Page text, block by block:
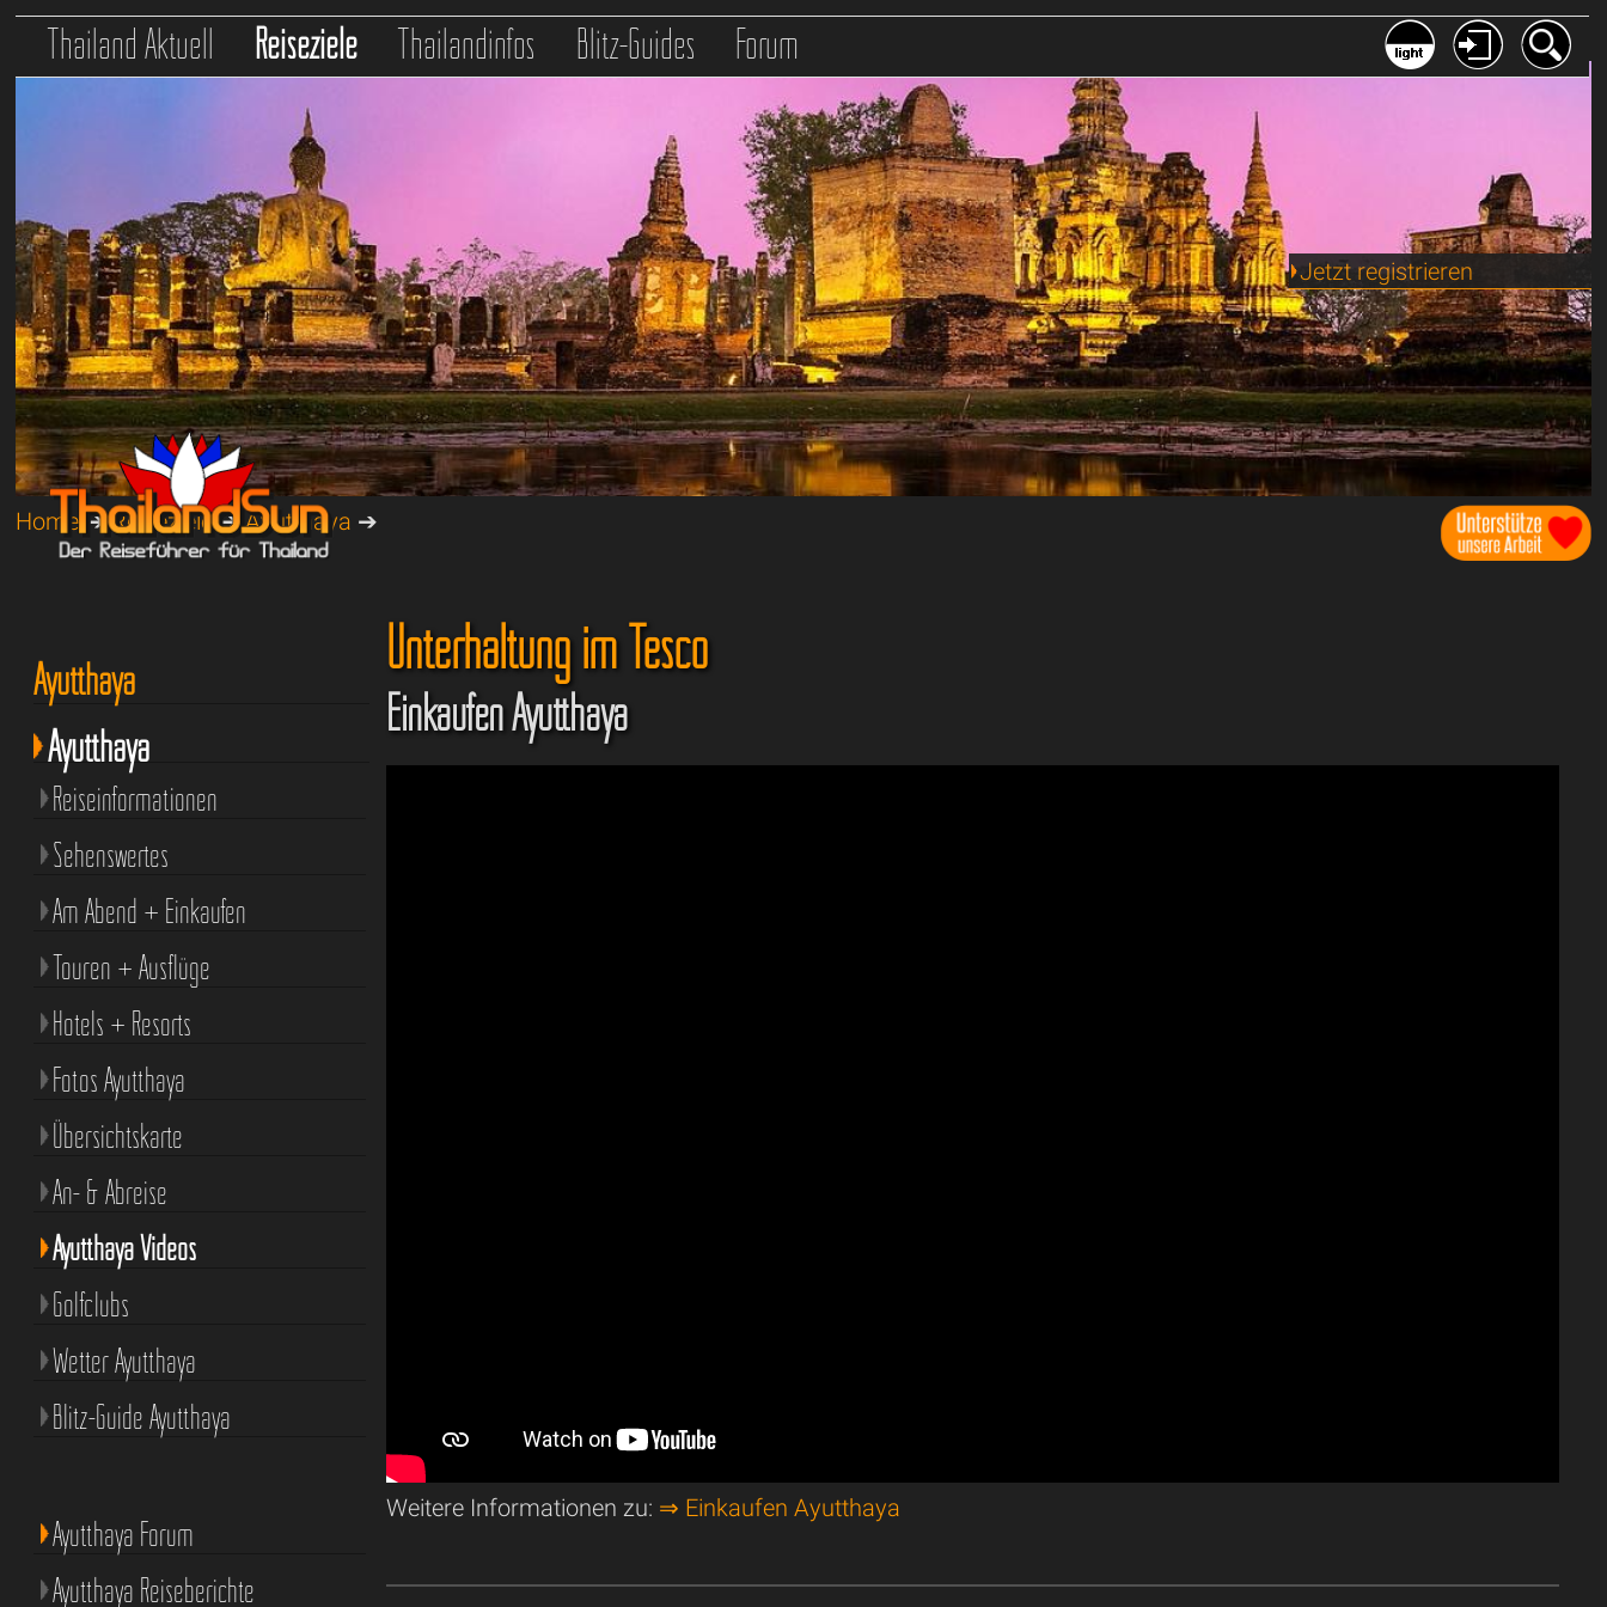
Thailand Aktuell Reiseziele Thailandinfos Blitz-Guides Forum
Jetzt registrieren
Home➔Reiseziele➔Ayutthaya ➔
Unterhaltung im Tesco
Einkaufen Ayutthaya
Weitere Informationen zu: ⇒ Einkaufen Ayutthaya
Ayutthaya
Ayutthaya
Reiseinformationen
Sehenswertes
Am Abend + Einkaufen
Touren + Ausflüge
Hotels + Resorts
Fotos Ayutthaya
Übersichtskarte
An- & Abreise
Ayutthaya Videos
Golfclubs
Wetter Ayutthaya
Blitz-Guide Ayutthaya
Ayutthaya Forum
Ayutthaya Reiseberichte